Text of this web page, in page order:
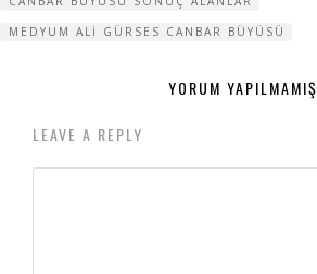
MEDYUM ALI GÜRSES CANBAR BÜYÜSÜ
YORUM YAPILMAMIŞ
LEAVE A REPLY